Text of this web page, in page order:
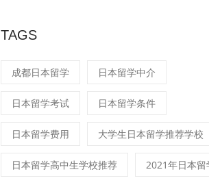
TAGS
成都日本留学 日本留学中介
日本留学考试 日本留学条件
日本留学费用 大学生日本留学推荐学校
日本留学高中生学校推荐 2021年日本留